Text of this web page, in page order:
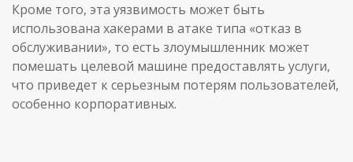
Кроме того, эта уязвимость может быть
использована хакерами в атаке типа «отказ в
обслуживании», то есть злоумышленник может
помешать целевой машине предоставлять услуги,
что приведет к серьезным потерям пользователей,
особенно корпоративных.